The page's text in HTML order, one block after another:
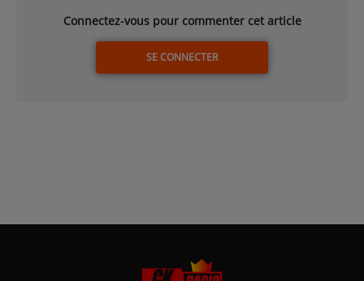
Connectez-vous pour commenter cet article
SE CONNECTER